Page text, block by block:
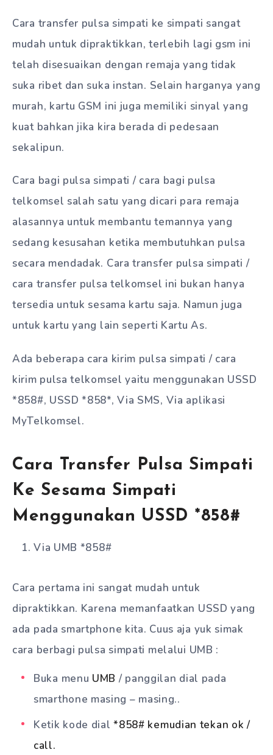
Cara transfer pulsa simpati ke simpati sangat
mudah untuk dipraktikkan, terlebih lagi gsm ini
telah disesuaikan dengan remaja yang tidak
suka ribet dan suka instan. Selain harganya yang
murah, kartu GSM ini juga memiliki sinyal yang
kuat bahkan jika kira berada di pedesaan
sekalipun.
Cara bagi pulsa simpati / cara bagi pulsa
telkomsel salah satu yang dicari para remaja
alasannya untuk membantu temannya yang
sedang kesusahan ketika membutuhkan pulsa
secara mendadak. Cara transfer pulsa simpati /
cara transfer pulsa telkomsel ini bukan hanya
tersedia untuk sesama kartu saja. Namun juga
untuk kartu yang lain seperti Kartu As.
Ada beberapa cara kirim pulsa simpati / cara
kirim pulsa telkomsel yaitu menggunakan USSD
*858#, USSD *858*, Via SMS, Via aplikasi
MyTelkomsel.
Cara Transfer Pulsa Simpati
Ke Sesama Simpati
Menggunakan USSD *858#
Via UMB *858#
Cara pertama ini sangat mudah untuk
dipraktikkan. Karena memanfaatkan USSD yang
ada pada smartphone kita. Cuus aja yuk simak
cara berbagi pulsa simpati melalui UMB :
Buka menu UMB / panggilan dial pada
smarthone masing – masing..
Ketik kode dial*858# kemudian tekan ok /
call.